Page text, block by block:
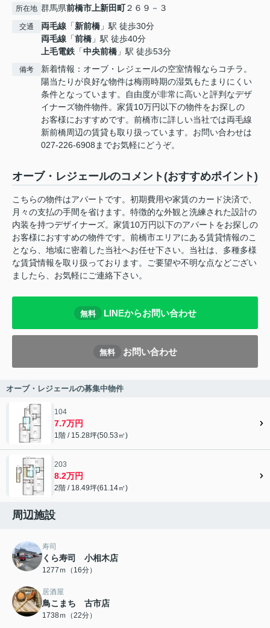
所在地 群馬県前橋市上新田町２６９－３
交通 両毛線 「新前橋 」駅 徒歩30分
両毛線 「前橋 」駅 徒歩40分
上毛電鉄 「中央前橋 」駅 徒歩53分
備考
新着情報：オーブ・レジェールの空室情報ならコチラ。
陽当たりが良好な物件は梅雨時期の湿気もたまりにくい
条件となっています。自由度が非常に高いと評判なデザ
イナーズ物件物件。家賃10万円以下の物件をお探しの
お客様におすすめです。前橋市に詳しい当社では両毛線
新前橋周辺の賃貸も取り扱っています。お問い合わせは
027-226-6908までお気軽にどうぞ。
オーブ・レジェールのコメント(おすすめポイント)
こちらの物件はアパートです。初期費用や家賃のカード決済で、
月々の支払の手間を省けます。特徴的な外観と洗練された設計の
内装を持つデザイナーズ。家賃10万円以下のアパートをお探しの
お客様におすすめの物件です。前橋市エリアにある賃貸情報のこ
となら、地域に密着した当社へお任せ下さい。当社は、多種多様
な賃貸情報を取り扱っております。ご要望や不明な点などござい
ましたら、お気軽にご連絡下さい。
無料 LINEからお問い合わせ
無料 お問い合わせ
オーブ・レジェールの募集中物件
104
7.7万円
1階 / 15.28坪(50.53㎡)
203
8.2万円
2階 / 18.49坪(61.14㎡)
周辺施設
寿司
くら寿司 小相木店
1277ｍ（16分）
居酒屋
鳥こまち 古市店
1738ｍ（22分）